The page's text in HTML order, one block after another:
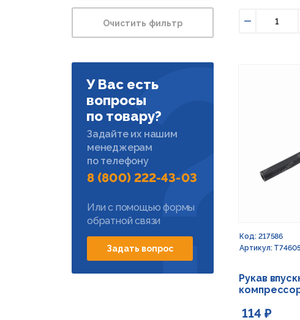
Очистить фильтр
У Вас есть
вопросы
по товару?
Задайте их нашим
менеджерам
по телефону
8 (800) 222-43-03
Или с помощью формы
обратной связи
Задать вопрос
Код: 217586
Артикул:
Рукав
114 ₽